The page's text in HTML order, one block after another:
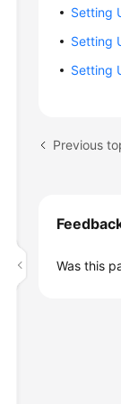
Setting
Setting
Setting
Previous
Was this